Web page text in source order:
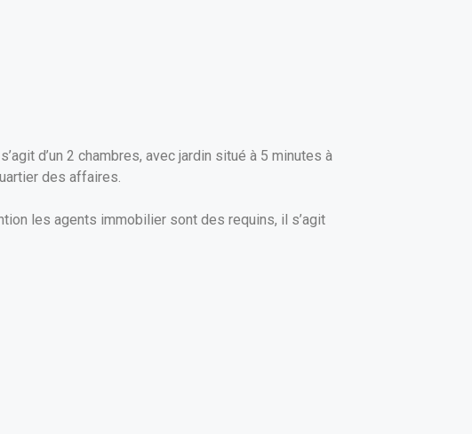
d’un 2 chambres, avec jardin situé à 5 minutes à
des affaires.
les agents immobilier sont des requins, il s’agit